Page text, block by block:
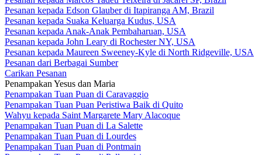
Pesanan kepada Edson Glauber di Itapiranga AM, Brazil
Pesanan kepada Suaka Keluarga Kudus, USA
Pesanan kepada Anak-Anak Pembaharuan, USA
Pesanan kepada John Leary di Rochester NY, USA
Pesanan kepada Maureen Sweeney-Kyle di North Ridgeville, USA
Pesanan dari Berbagai Sumber
Carikan Pesanan
Penampakan Yesus dan Maria
Penampakan Tuan Puan di Caravaggio
Penampakan Tuan Puan Peristiwa Baik di Quito
Wahyu kepada Saint Margarete Mary Alacoque
Penampakan Tuan Puan di La Salette
Penampakan Tuan Puan di Lourdes
Penampakan Tuan Puan di Pontmain